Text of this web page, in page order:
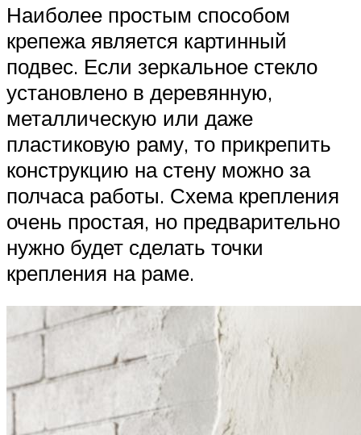
Наиболее простым способом
крепежа является картинный
подвес. Если зеркальное стекло
установлено в деревянную,
металлическую или даже
пластиковую раму, то прикрепить
конструкцию на стену можно за
полчаса работы. Схема крепления
очень простая, но предварительно
нужно будет сделать точки
крепления на раме.